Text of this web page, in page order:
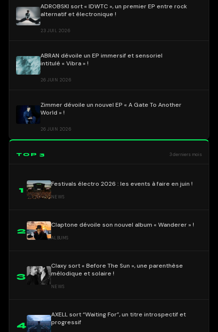
ADROBSKI sort « IDWTC », un premier EP entre rock
alternatif et électronique !
23 JUIL 2026
ABRAN dévoile un EP immersif et sensoriel
intitulé « Vibra » !
26 JUIN 2026
Zimmer dévoile un nouvel EP « A Gate To Another
World » !
26 JUIN 2026
TOP 3 3 derniers mois
1
Festivals électro 2026 : les events à faire en juin !
NEWS
2
Claptone dévoile son nouvel album « Wanderer » !
ALBUMS
3
Claxy sort « Before The Sun », une parenthèse
mélodique et solaire !
NEWS
4
AXELL sort “Waiting For”, un titre introspectif et
progressif